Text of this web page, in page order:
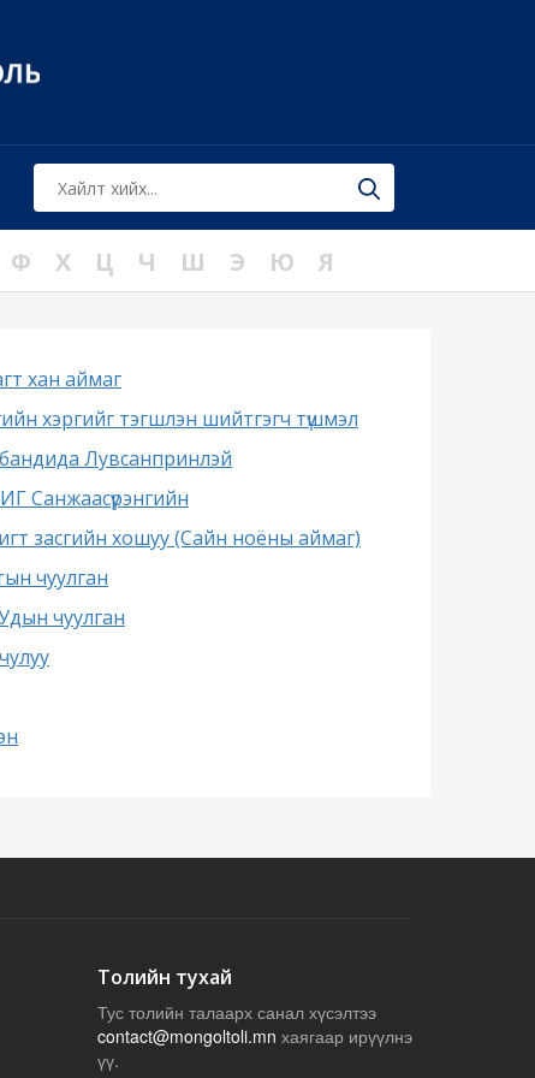
Ф Х Ц Ч Ш Э Ю Я
хан аймаг
хэргийг тэгшлэн шийтгэгч түшмэл
Лувсанпринлэй
Санжаасүрэнгийн
засгийн хошуу (Сайн ноёны аймаг)
чуулган
чуулган
Толийн тухай
Тус толийн талаарх санал хүсэлтээ
contact@mongoltoli.mn хаягаар ирүүлнэ
үү.